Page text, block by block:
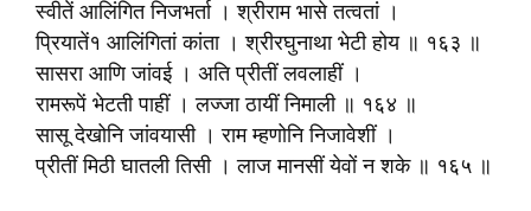
स्वीतें आलिंगित निजभर्ता । श्रीराम भासे तत्वतां ।
प्रियातें१ आलिंगितां कांता । श्रीरघुनाथा भेटी होय ॥ १६३ ॥
सासरा आणि जांवई । अति प्रीतीं लवलाहीं ।
रामरूपें भेटती पाहीं । लज्जा ठायीं निमाली ॥ १६४ ॥
सासू देखोनि जांवयासी । राम म्हणोनि निजावेशीं ।
प्रीतीं मिठी घातली तिसी । लाज मानसीं येवों न शके ॥ १६५ ॥